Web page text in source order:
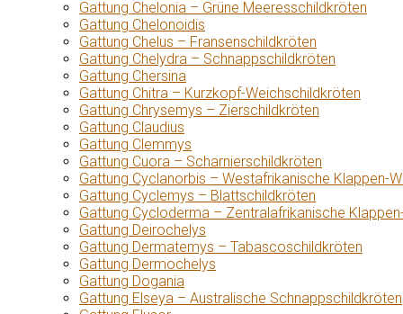
Gattung Chelonia – Grüne Meeresschildkröten
Gattung Chelonoidis
Gattung Chelus – Fransenschildkröten
Gattung Chelydra – Schnappschildkröten
Gattung Chersina
Gattung Chitra – Kurzkopf-Weichschildkröten
Gattung Chrysemys – Zierschildkröten
Gattung Claudius
Gattung Clemmys
Gattung Cuora – Scharnierschildkröten
Gattung Cyclanorbis – Westafrikanische Klappen-
Gattung Cyclemys – Blattschildkröten
Gattung Cycloderma – Zentralafrikanische
Gattung Deirochelys
Gattung Dermatemys – Tabascoschildkröten
Gattung Dermochelys
Gattung Dogania
Gattung Elseya – Australische Schnappschildkröten